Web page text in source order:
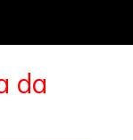
da